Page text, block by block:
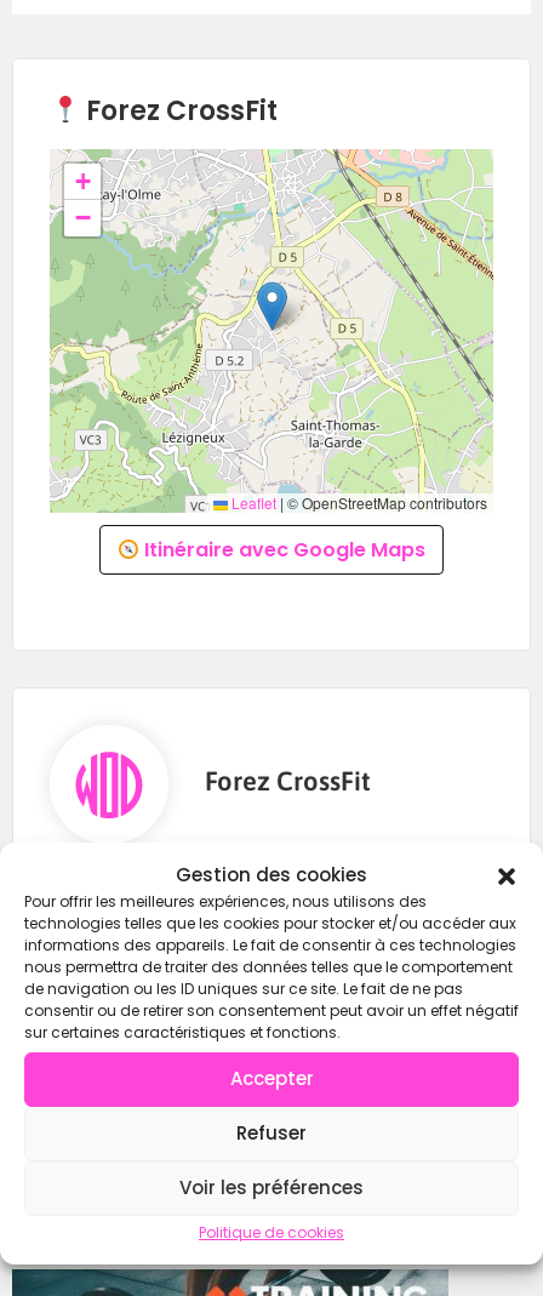
Gestion des cookies
Pour offrir les meilleures expériences, nous utilisons des
technologies telles que les cookies pour stocker et/ou accéder aux
informations des appareils. Le fait de consentir à ces technologies
nous permettra de traiter des données telles que le comportement
de navigation ou les ID uniques sur ce site. Le fait de ne pas
consentir ou de retirer son consentement peut avoir un effet négatif
sur certaines caractéristiques et fonctions.
Accepter
Refuser
Voir les préférences
Politique de cookies
Forez CrossFit
+
−
Leaflet | © OpenStreetMap contributors
Itinéraire avec Google Maps
Forez CrossFit
0618862934
forezcrossfit@gmail.com
https://wod-open.com/